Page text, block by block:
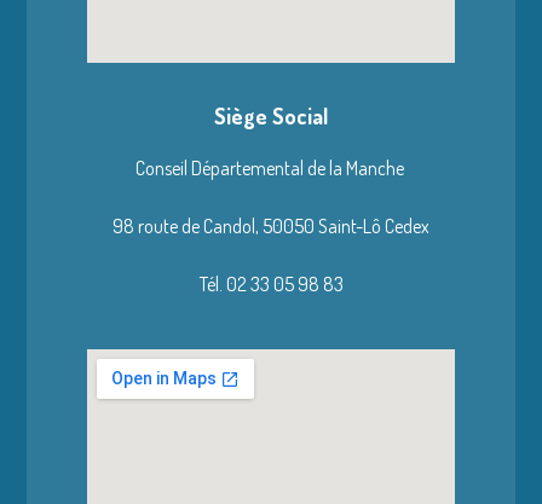
Siège Social
Conseil Départemental de la Manche
98 route de Candol, 50050 Saint-Lô Cedex
Tél. 02 33 05 98 83